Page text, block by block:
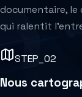
documentaire,
qui ralentit
STEP_02
Nous